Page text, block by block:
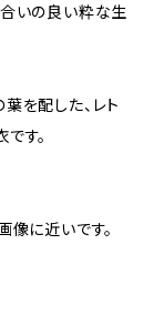
いの良い粋な生
を配した、レト
す。
に近いです。